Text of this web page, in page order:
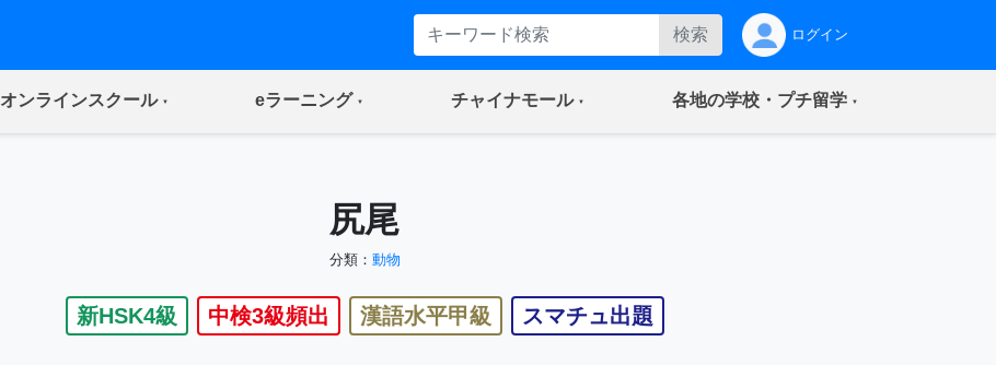
検索 ログイン
オンラインスクール(current) eラーニング(current) チャイナモール(current) 各地の学校・プチ留学(current)
尻尾
分類： 動物
新HSK4級 中検3級頻出 漢語水平甲級 スマチュ出題